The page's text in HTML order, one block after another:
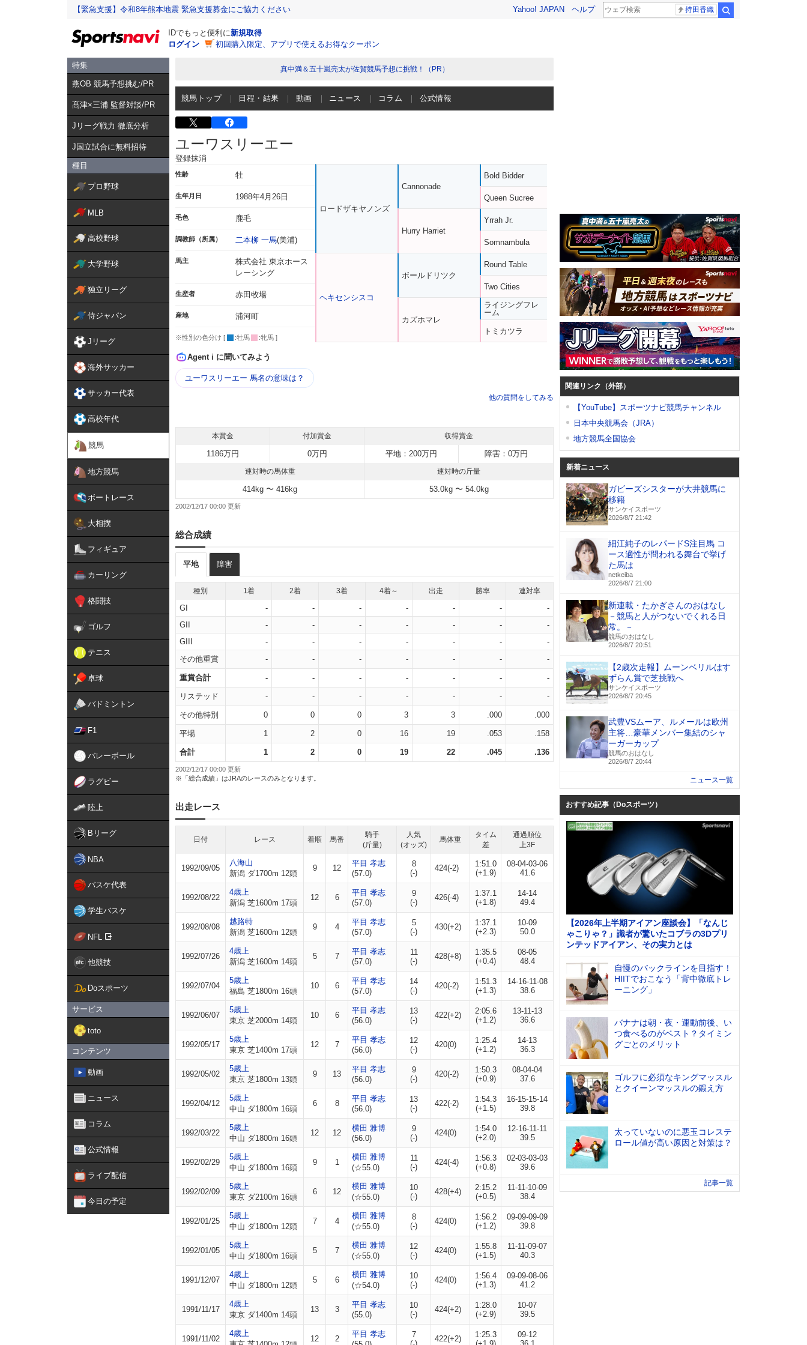
【緊急支援】令和8年熊本地震 緊急支援募金にご協力ください Yahoo! JAPAN ヘルプ 持田香織
IDでもっと便利に新規取得
ログイン
初回購入限定、アプリで使えるお得なクーポン
特集
燕OB 競馬予想挑む/PR
髙津×三浦 監督対談/PR
Jリーグ戦力 徹底分析
J国立試合に無料招待
種目
プロ野球
MLB
高校野球
大学野球
独立リーグ
侍ジャパン
Jリーグ
海外サッカー
サッカー代表
高校年代
競馬
地方競馬
ボートレース
大相撲
フィギュア
カーリング
格闘技
ゴルフ
テニス
卓球
バドミントン
F1
バレーボール
ラグビー
陸上
Bリーグ
NBA
バスケ代表
学生バスケ
NFL
他競技
Doスポーツ
サービス
toto
コンテンツ
動画
ニュース
コラム
公式情報
ライブ配信
今日の予定
真中満＆五十嵐亮太が佐賀競馬予想に挑戦！（PR）
競馬トップ 日程・結果 動画 ニュース コラム 公式情報
ユーワスリーエー
登録抹消
性齢 牡
生年月日 1988年4月26日
毛色 鹿毛
調教師（所属） 二本柳 一馬(美浦)
馬主
株式会社 東京ホース
レーシング
生産者 赤田牧場
産地 浦河町
※性別の色分け [ :牡馬 :牝馬 ]
ロードザキヤノンズ
ヘキセンシスコ
Cannonade
Hurry Harriet
ボールドリツク
カズホマレ
Bold Bidder
Queen Sucree
Yrrah Jr.
Somnambula
Round Table
Two Cities
ライジングフレ
ーム
トミカツラ
Agent i に聞いてみよう
ユーワスリーエー 馬名の意味は？
他の質問をしてみる
本賞金 付加賞金 収得賞金
1186万円 0万円 平地：200万円 障害：0万円
連対時の馬体重 連対時の斤量
414kg 〜 416kg 53.0kg 〜 54.0kg
2002/12/17 00:00
総合成績
平地 障害
種別 1着 2着 3着 4着～ 出走 勝率 連対率
GI - - - - - -
-
GII
- - - - - -
-
GIII
- - - - - -
-
その他重賞
- - - - - - -
重賞合計 - - - - - - -
リステッド - - - - - - -
その他特別 0 0 0 3 3 .000 .000
平場 1 2 0 16 19 .053 .158
合計 1 2 0 19 22 .045 .136
2002/12/17 00:00 更新
※「総合成績」はJRAのレースのみとなります。
出走レース
日付 レース 着順 馬番
騎手
(斤量)
人気
(オッズ)
馬体重
タイム
差
通過順位
上3F
1992/09/05
八海山
新潟 ダ1700m 12頭
9 12
平目 孝志
(57.0)
8
(-)
424(-2)
1:51.0
(+1.9)
08-04-03-06
41.6
1992/08/22
4歳上
新潟 芝1600m 17頭
12 6
平目 孝志
(57.0)
9
(-)
426(-4)
1:37.1
(+1.8)
14-14
49.4
1992/08/08
越路特
新潟 芝1600m 12頭
9 4
平目 孝志
(57.0)
5
(-)
430(+2)
1:37.1
(+2.3)
10-09
50.0
1992/07/26
4歳上
新潟 芝1600m 14頭
5 7
平目 孝志
(57.0)
11
(-)
428(+8)
1:35.5
(+0.4)
08-05
48.4
1992/07/04
5歳上
福島 芝1800m 16頭
10 6
平目 孝志
(57.0)
14
(-)
420(-2)
1:51.3
(+1.3)
14-16-11-08
38.6
1992/06/07
5歳上
東京 芝2000m 14頭
10 6
平目 孝志
(56.0)
13
(-)
422(+2)
2:05.6
(+1.2)
13-11-13
36.6
1992/05/17
5歳上
東京 芝1400m 17頭
12 7
平目 孝志
(56.0)
12
(-)
420(0)
1:25.4
(+1.2)
14-13
36.3
1992/05/02
5歳上
東京 芝1800m 13頭
9 13
平目 孝志
(56.0)
9
(-)
420(-2)
1:50.3
(+0.9)
08-04-04
37.6
1992/04/12
5歳上
中山 ダ1800m 16頭
6 8
平目 孝志
(56.0)
13
(-)
422(-2)
1:54.3
(+1.5)
16-15-15-14
39.8
1992/03/22
5歳上
中山 ダ1800m 16頭
12 12
横田 雅博
(56.0)
9
(-)
424(0)
1:54.0
(+2.0)
12-16-11-11
39.5
1992/02/29
5歳上
中山 ダ1800m 16頭
9 1
横田 雅博
(☆55.0)
11
(-)
424(-4)
1:56.3
(+0.8)
02-03-03-03
39.6
1992/02/09
5歳上
東京 ダ2100m 16頭
6 12
横田 雅博
(☆55.0)
10
(-)
428(+4)
2:15.2
(+0.5)
11-11-10-09
38.4
1992/01/25
5歳上
中山 ダ1800m 12頭
7 4
横田 雅博
(☆55.0)
8
(-)
424(0)
1:56.2
(+1.2)
09-09-09-09
39.8
1992/01/05
5歳上
中山 ダ1800m 16頭
5 7
横田 雅博
(☆55.0)
12
(-)
424(0)
1:55.8
(+1.5)
11-11-09-07
40.3
1991/12/07
4歳上
中山 ダ1800m 12頭
5 6
横田 雅博
(☆54.0)
10
(-)
424(0)
1:56.4
(+1.3)
09-09-08-06
41.2
1991/11/17
4歳上
東京 ダ1400m 14頭
13 3
平目 孝志
(55.0)
10
(-)
424(+2)
1:28.0
(+2.9)
10-07
39.5
1991/11/02
4歳上
12 2
平目 孝志
7
422(+2)
1:25.3
09-12
関連リンク（外部）
【YouTube】スポーツナビ競馬チャンネル
日本中央競馬会（JRA）
地方競馬全国協会
新着ニュース
ガビーズシスターが大井競馬に
移籍
サンケイスポーツ
2026/8/7 21:42
細江純子のレパードS注目馬 コ
ース適性が問われる舞台で挙げ
た馬は
netkeiba
2026/8/7 21:00
新連載・たかぎさんのおはなし
－競馬と人がつないでくれる日
常。－
競馬のおはなし
2026/8/7 20:51
【2歳次走報】ムーンベリルはす
ずらん賞で芝挑戦へ
サンケイスポーツ
2026/8/7 20:45
武豊VSムーア、ルメールは欧州
主将…豪華メンバー集結のシャ
ーガーカップ
競馬のおはなし
2026/8/7 20:44
ニュース一覧
おすすめ記事（Doスポーツ）
【2026年上半期アイアン座談会】「なんじ
ゃこりゃ？」識者が驚いたコブラの3Dプリ
ンテッドアイアン、その実力とは
自慢のバックラインを目指す！
HIITでおこなう「背中徹底トレ
ーニング」
バナナは朝・夜・運動前後、い
つ食べるのがベスト？タイミン
グごとのメリット
ゴルフに必須なキングマッスル
とクイーンマッスルの鍛え方
太っていないのに悪玉コレステ
ロール値が高い原因と対策は？
記事一覧